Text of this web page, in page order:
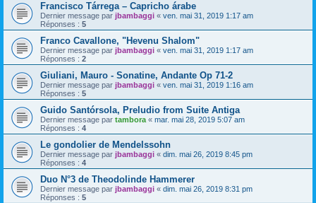
Francisco Tárrega – Capricho árabe
Dernier message par jbambaggi « ven. mai 31, 2019 1:17 am
Réponses : 5
Franco Cavallone, "Hevenu Shalom"
Dernier message par jbambaggi « ven. mai 31, 2019 1:17 am
Réponses : 2
Giuliani, Mauro - Sonatine, Andante Op 71-2
Dernier message par jbambaggi « ven. mai 31, 2019 1:16 am
Réponses : 5
Guido Santórsola, Preludio from Suite Antiga
Dernier message par tambora « mar. mai 28, 2019 5:07 am
Réponses : 4
Le gondolier de Mendelssohn
Dernier message par jbambaggi « dim. mai 26, 2019 8:45 pm
Réponses : 4
Duo N°3 de Theodolinde Hammerer
Dernier message par jbambaggi « dim. mai 26, 2019 8:31 pm
Réponses : 5